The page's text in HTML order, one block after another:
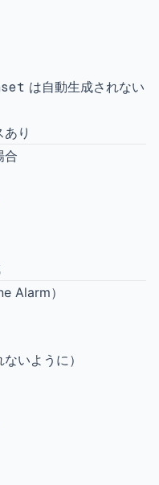
は自動生成されない
り
合
Alarm）
いように）